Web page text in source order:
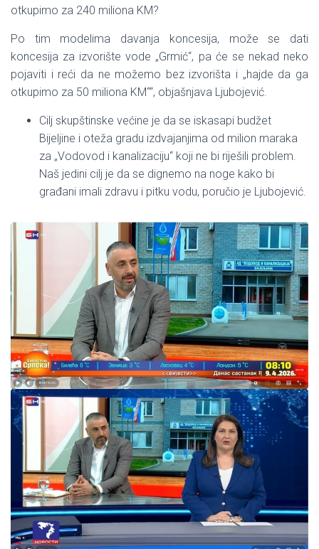
otkupimo za 240 miliona KM?
Po tim modelima davanja koncesija, može se dati
koncesija za izvorište vode „Grmić“, pa će se nekad neko
pojaviti i reći da ne možemo bez izvorišta i „hajde da ga
otkupimo za 50 miliona KM““, objašnjava Ljubojević.
Cilj skupštinske većine je da se iskasapi budžet
Bijeljine i oteža gradu izdvajanjima od milion maraka
za „Vodovod i kanalizaciju“ koji ne bi riješili problem.
Naš jedini cilj je da se dignemo na noge kako bi
građani imali zdravu i pitku vodu, poručio je Ljubojević.